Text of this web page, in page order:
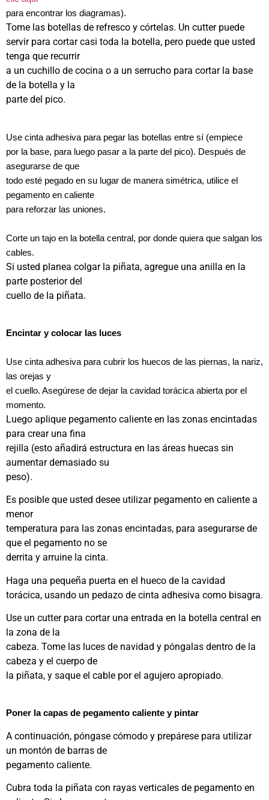
para encontrar los diagramas).
Tome las botellas de refresco y córtelas. Un cutter puede
servir para cortar casi toda la botella, pero puede que usted
tenga que recurrir
a un cuchillo de cocina o a un serrucho para cortar la base
de la botella y la
parte del pico.
Use cinta adhesiva para pegar las botellas entre sí (empiece
por la base, para luego pasar a la parte del pico). Después de
asegurarse de que
todo esté pegado en su lugar de manera simétrica, utilice el
pegamento en caliente
para reforzar las uniones.
Corte un tajo en la botella central, por donde quiera que salgan los
cables.
Si usted planea colgar la piñata, agregue una anilla en la
parte posterior del
cuello de la piñata.
Encintar y colocar las luces
Use cinta adhesiva para cubrir los huecos de las piernas, la nariz,
las orejas y
el cuello. Asegúrese de dejar la cavidad torácica abierta por el
momento.
Luego aplique pegamento caliente en las zonas encintadas
para crear una fina
rejilla (esto añadirá estructura en las áreas huecas sin
aumentar demasiado su
peso).
Es posible que usted desee utilizar pegamento en caliente a
menor
temperatura para las zonas encintadas, para asegurarse de
que el pegamento no se
derrita y arruine la cinta.
Haga una pequeña puerta en el hueco de la cavidad
torácica, usando un pedazo de cinta adhesiva como bisagra.
Use un cutter para cortar una entrada en la botella central en
la zona de la
cabeza. Tome las luces de navidad y póngalas dentro de la
cabeza y el cuerpo de
la piñata, y saque el cable por el agujero apropiado.
Poner la capas de pegamento caliente y pintar
A continuación, póngase cómodo y prepárese para utilizar
un montón de barras de
pegamento caliente.
Cubra toda la piñata con rayas verticales de pegamento en